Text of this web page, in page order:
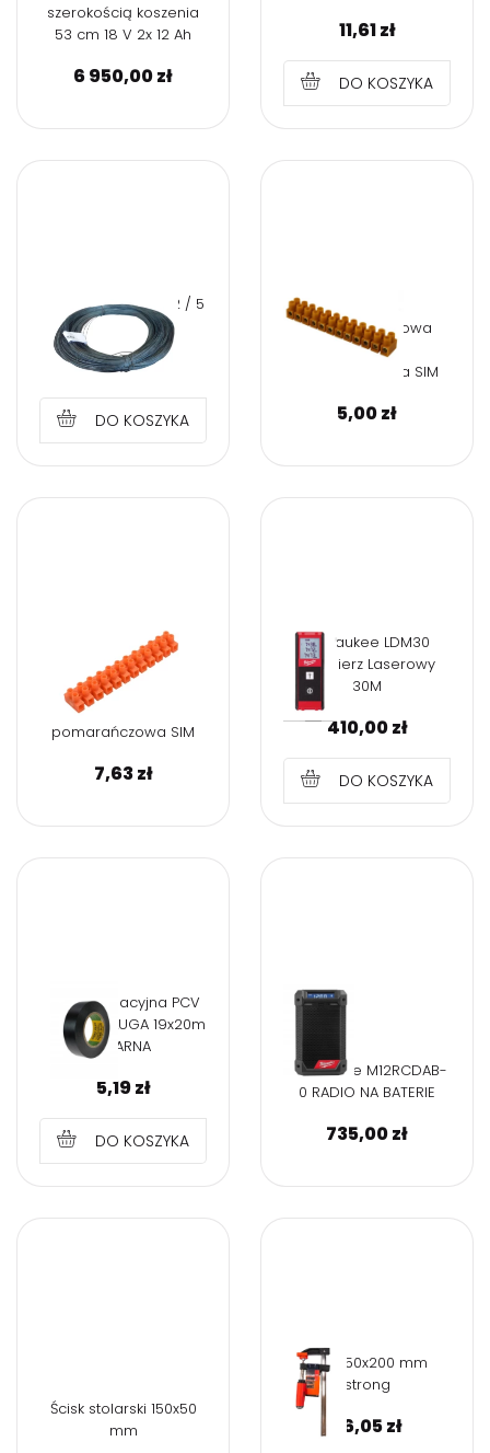
szerokością koszenia
53 cm 18 V 2x 12 Ah
6 950,00zł
11,61zł
DO KOSZYKA
DRUT ŻARZONY FI 1,2 / 5
40,75zł
DO KOSZYKA
Złączka 12-torowa
10mm PE
pomarańczowa SIM
5,00zł
Złączka 12-torowa
16mm PE
pomarańczowa SIM
7,63zł
Milwaukee LDM30
Dalmierz Laserowy
30M
410,00zł
DO KOSZYKA
taśma izolacyjna PCV
szeroka DLUGA 19x20m
CZARNA
5,19zł
DO KOSZYKA
Milwaukee M12RCDAB-
0 RADIO NA BATERIE
735,00zł
Ścisk stolarski 150x50
mm
Ścisk 50x200 mm
strong
36,05zł